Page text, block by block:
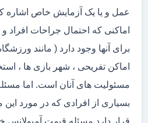
عمل و یا یک آزمایش خاص اشاره
اماکنی که احتمال جراحات افراد و
برای آنها وجود دارد ( مانند
اماکن تفریحی ، شهر بازی ها ،
مسئولیت های آنان است. اما
بسیاری از افرادی که در مورد